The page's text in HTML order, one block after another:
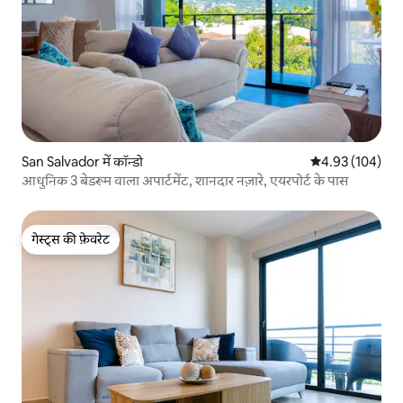
San Salvador में कॉन्डो औसत रेटिंग 5 में से
4.93 (104)
आधुनिक 3 बेडरूम वाला अपार्टमेंट, शानदार नज़ारे, एयरपोर्ट के पास
गेस्ट्स की फ़ेवरेट
गेस्ट्स की फ़ेवरेट